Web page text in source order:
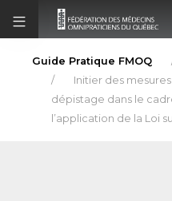
Guide Pratique FMOQ
Initier des
dépistage dans le
l’application de la Loi